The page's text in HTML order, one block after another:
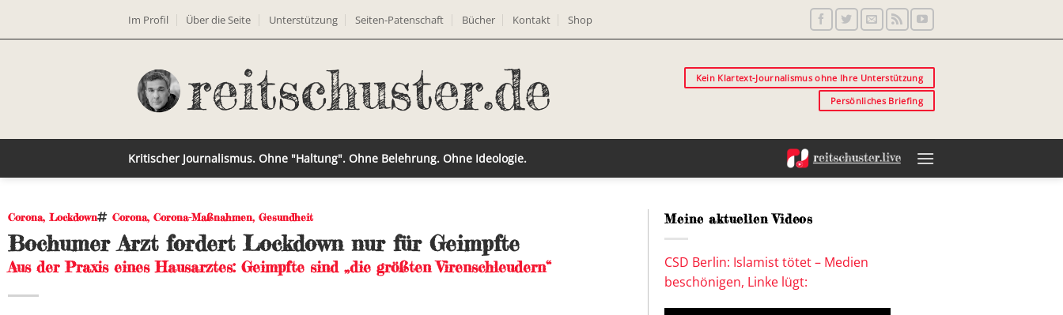
Im Profil Über die Seite Unterstützung Seiten-Patenschaft Bücher Kontakt Shop
Kein Klartext-Journalismus ohne Ihre Unterstützung
Persönliches Briefing
Kritischer Journalismus. Ohne "Haltung". Ohne Belehrung. Ohne Ideologie.
Corona, Lockdown Corona, Corona-Maßnahmen, Gesundheit
Bochumer Arzt fordert Lockdown nur für Geimpfte
Aus der Praxis eines Hausarztes: Geimpfte sind „die größten Virenschleudern“
Meine aktuellen Videos
CSD Berlin: Islamist tötet – Medien
beschönigen, Linke lügt: